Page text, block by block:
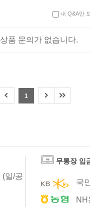
내 Q&A만
품 문의가 없습니다.
1
(일/공
무통장 입
국